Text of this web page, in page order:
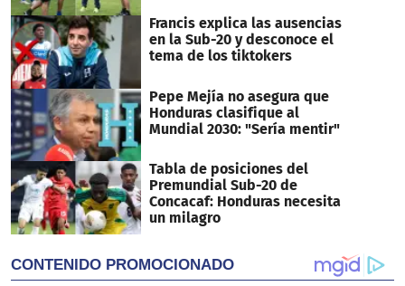
Francis explica las ausencias
en la Sub-20 y desconoce el
tema de los tiktokers
Pepe Mejía no asegura que
Honduras clasifique al
Mundial 2030: "Sería mentir"
Tabla de posiciones del
Premundial Sub-20 de
Concacaf: Honduras necesita
un milagro